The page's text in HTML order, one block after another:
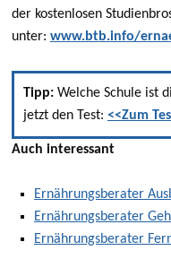
der kostenlosen
unter: www.btb.info/
Tipp: Welche Schule ist
jetzt den Test: <<Zum
Auch interessant
Ernährungsberater
Ernährungsberater
Ernährungsberater